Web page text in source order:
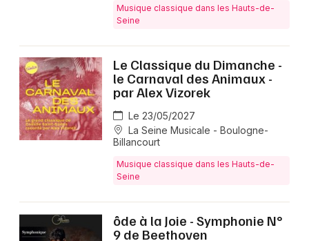
Musique classique dans les Hauts-de-
Seine
Le Classique du Dimanche -
le Carnaval des Animaux -
par Alex Vizorek
Le 23/05/2027
La Seine Musicale - Boulogne-
Billancourt
Musique classique dans les Hauts-de-
Seine
ôde à la Joie - Symphonie N°
9 de Beethoven